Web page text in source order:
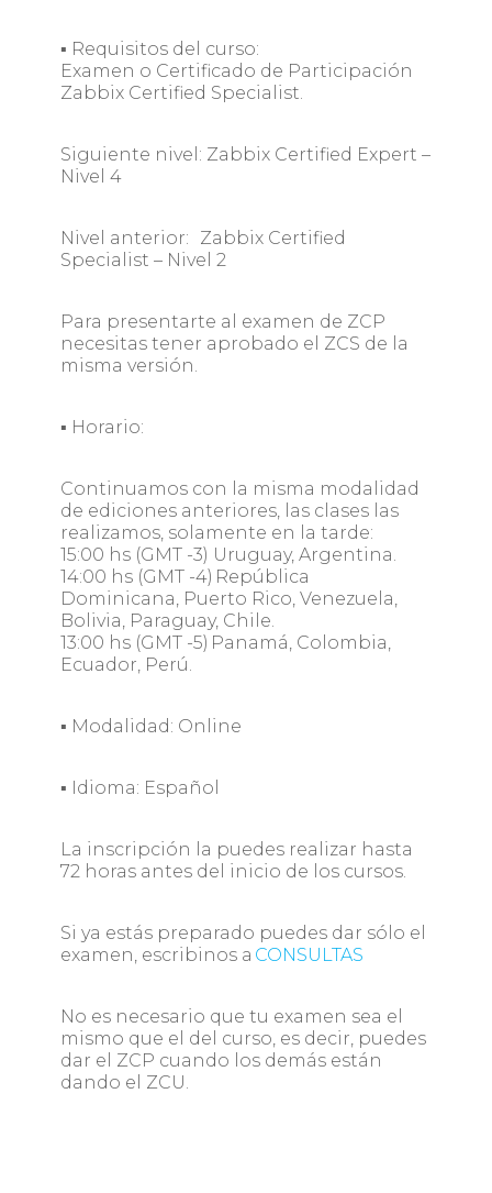
▪ Requisitos del curso:
Examen o Certificado de Participación
Zabbix Certified Specialist.
Siguiente nivel: Zabbix Certified Expert –
Nivel 4
Nivel anterior: Zabbix Certified
Specialist – Nivel 2
Para presentarte al examen de ZCP
necesitas tener aprobado el ZCS de la
misma versión.
▪ Horario:
Continuamos con la misma modalidad
de ediciones anteriores, las clases las
realizamos, solamente en la tarde:
15:00 hs (GMT -3) Uruguay, Argentina.
14:00 hs (GMT -4) República
Dominicana, Puerto Rico, Venezuela,
Bolivia, Paraguay, Chile.
13:00 hs (GMT -5) Panamá, Colombia,
Ecuador, Perú.
▪ Modalidad: Online
▪ Idioma: Español
La inscripción la puedes realizar hasta
72 horas antes del inicio de los cursos.
Si ya estás preparado puedes dar sólo el
examen, escribinos a CONSULTAS
No es necesario que tu examen sea el
mismo que el del curso, es decir, puedes
dar el ZCP cuando los demás están
dando el ZCU.